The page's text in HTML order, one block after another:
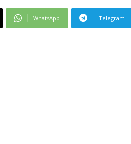
WhatsApp Telegram